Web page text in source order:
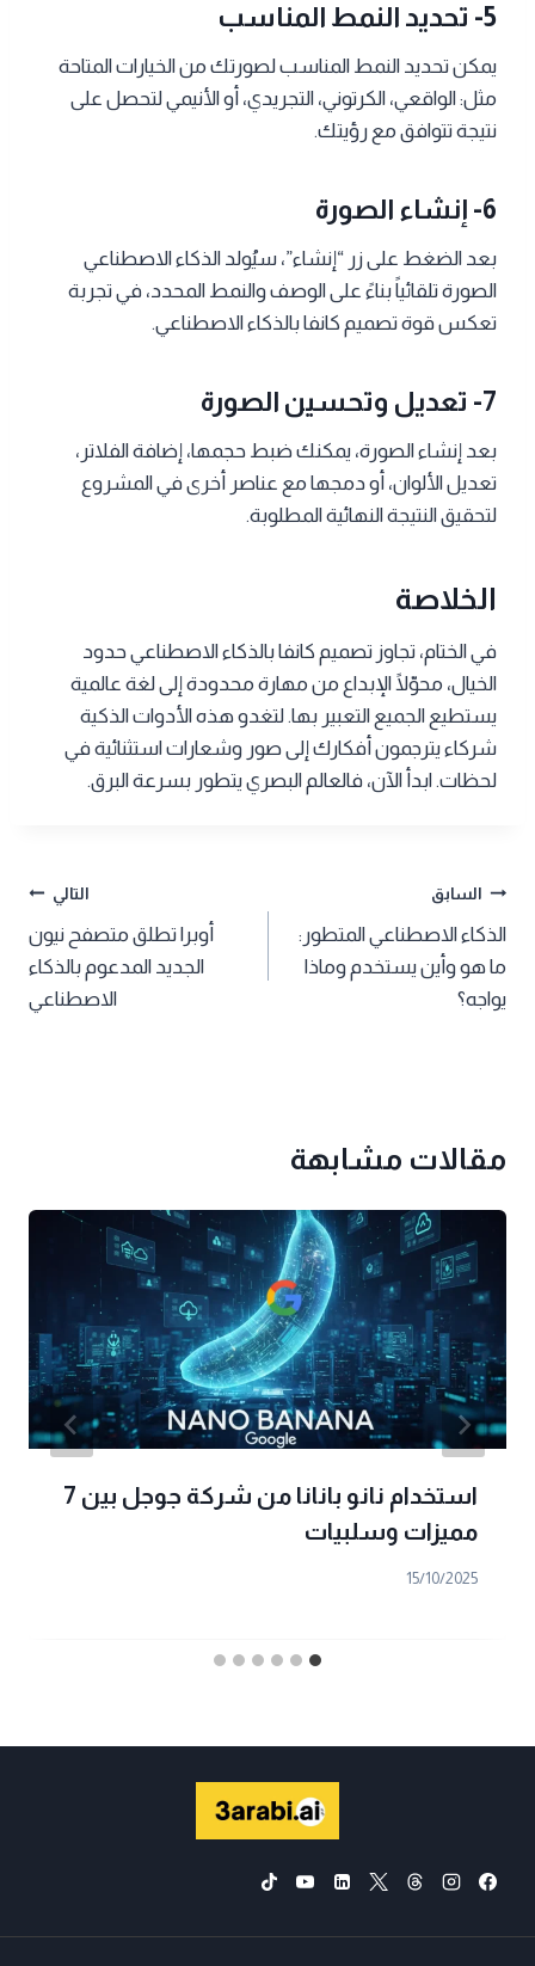
5- تحديد النمط المناسب
يمكن تحديد النمط المناسب لصورتك من الخيارات المتاحة
مثل: الواقعي، الكرتوني، التجريدي، أو الأنيمي لتحصل على
نتيجة تتوافق مع رؤيتك.
6- إنشاء الصورة
بعد الضغط على زر “إنشاء”، سيُولد الذكاء الاصطناعي
الصورة تلقائياً بناءً على الوصف والنمط المحدد، في تجربة
تعكس قوة تصميم كانفا بالذكاء الاصطناعي.
7- تعديل وتحسين الصورة
بعد إنشاء الصورة، يمكنك ضبط حجمها، إضافة الفلاتر،
تعديل الألوان، أو دمجها مع عناصر أخرى في المشروع
لتحقيق النتيجة النهائية المطلوبة.
الخلاصة
في الختام، تجاوز تصميم كانفا بالذكاء الاصطناعي حدود
الخيال، محوّلًا الإبداع من مهارة محدودة إلى لغة عالمية
يستطيع الجميع التعبير بها. لتغدو هذه الأدوات الذكية
شركاء يترجمون أفكارك إلى صور وشعارات استثنائية في
لحظات. ابدأ الآن، فالعالم البصري يتطور بسرعة البرق.
تصفّح
المقالات
السابق
الذكاء الاصطناعي المتطور:
ما هو وأين يستخدم وماذا
يواجه؟
التالي
أوبرا تطلق متصفح نيون
الجديد المدعوم بالذكاء
الاصطناعي
مقالات مشابهة
استخدام نانو بانانا من شركة جوجل بين 7
مميزات وسلبيات
15/10/2025